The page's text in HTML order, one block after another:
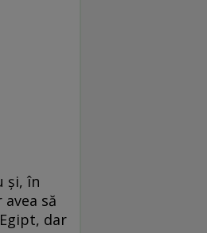
și, în
să
dar